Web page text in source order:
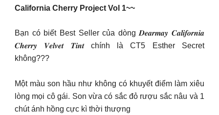
California Cherry Project Vol 1~~
Bạn có biết Best Seller của dòng 𝑫𝒆𝒂𝒓𝒎𝒂𝒚 𝑪𝒂𝒍𝒊𝒇𝒐𝒓𝒏𝒊𝒂
𝑪𝒉𝒆𝒓𝒓𝒚 𝑽𝒆𝒍𝒗𝒆𝒕 𝑻𝒊𝒏𝒕 chính là CT5 Esther Secret
không???
Một màu son hầu như không có khuyết điểm làm xiêu
lòng mọi cô gái. Son vừa có sắc đỏ rượu sắc nâu và 1
chút ánh hồng cực kì thời thượng